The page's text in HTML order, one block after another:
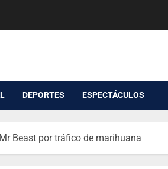
DEPORTES ESPECTÁCULOS
Beast por tráfico de marihuana